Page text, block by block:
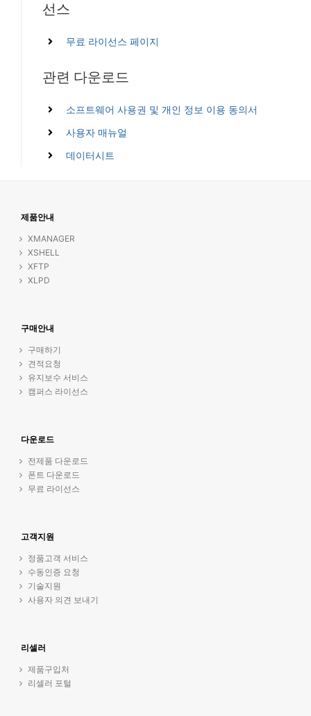
선스
무료 라이선스 페이지
관련 다운로드
소프트웨어 사용권 및 개인 정보 이용 동의서
사용자 매뉴얼
데이터시트
제품안내
XMANAGER
XSHELL
XFTP
XLPD
구매안내
구매하기
견적요청
유지보수 서비스
캠퍼스 라이선스
다운로드
전제품 다운로드
폰트 다운로드
무료 라이선스
고객지원
정품고객 서비스
수동인증 요청
기술지원
사용자 의견 보내기
리셀러
제품구입처
리셀러 포털